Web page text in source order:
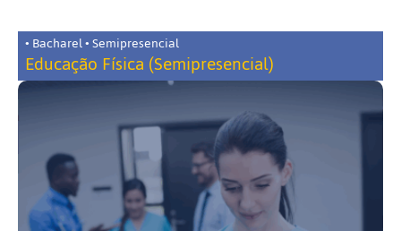
• Bacharel • Semipresencial
Educação Física (Semipresencial)